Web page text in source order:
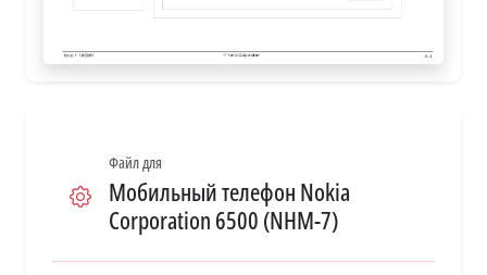
Файл для
Мобильный телефон Nokia
Corporation 6500 (NHM-7)